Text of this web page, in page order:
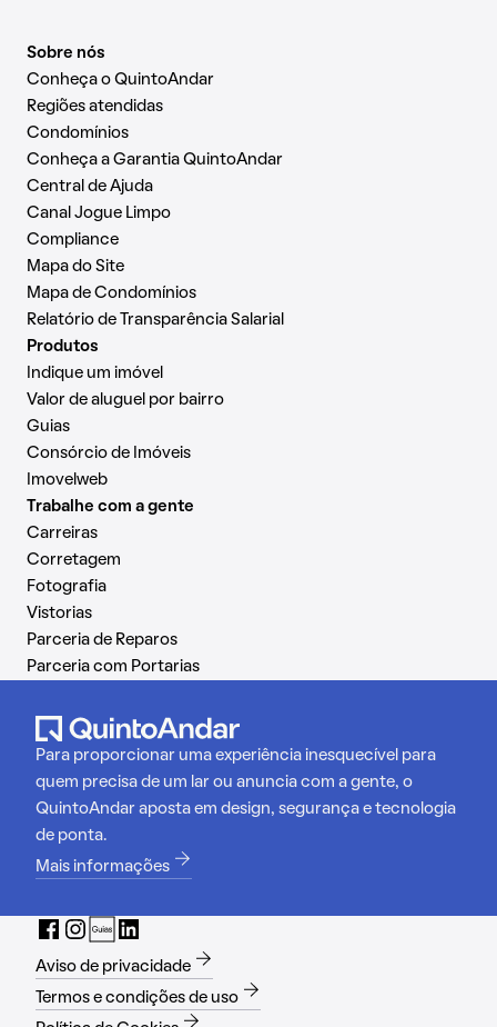
Sobre nós
Conheça o QuintoAndar
Regiões atendidas
Condomínios
Conheça a Garantia QuintoAndar
Central de Ajuda
Canal Jogue Limpo
Compliance
Mapa do Site
Mapa de Condomínios
Relatório de Transparência Salarial
Produtos
Indique um imóvel
Valor de aluguel por bairro
Guias
Consórcio de Imóveis
Imovelweb
Trabalhe com a gente
Carreiras
Corretagem
Fotografia
Vistorias
Parceria de Reparos
Parceria com Portarias
Para proporcionar uma experiência inesquecível para
quem precisa de um lar ou anuncia com a gente, o
QuintoAndar aposta em design, segurança e tecnologia
de ponta.
Mais informações
Aviso de privacidade
Termos e condições de uso